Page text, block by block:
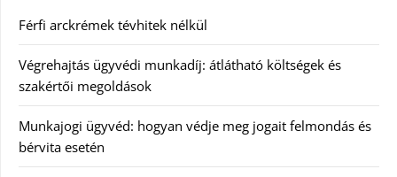
Férfi arckrémek tévhitek nélkül
Végrehajtás ügyvédi munkadíj: átlátható költségek és
szakértői megoldások
Munkajogi ügyvéd: hogyan védje meg jogait felmondás és
bérvita esetén